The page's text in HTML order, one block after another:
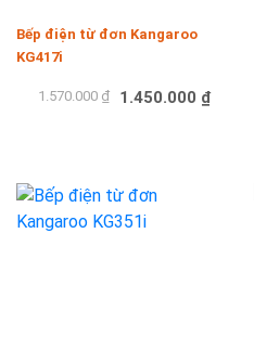
Bếp điện từ đơn Kangaroo
KG417i
1.570.000 ₫ 1.450.000 ₫